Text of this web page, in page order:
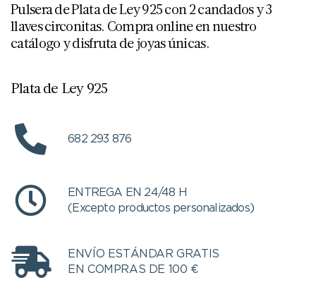
Pulsera de Plata de Ley 925 con 2 candados y 3
llaves circonitas. Compra online en nuestro
catálogo y disfruta de joyas únicas.
Plata de Ley 925
682 293 876
ENTREGA EN 24/48 H
(Excepto productos personalizados)
ENVÍO ESTÁNDAR GRATIS
EN COMPRAS DE 100 €